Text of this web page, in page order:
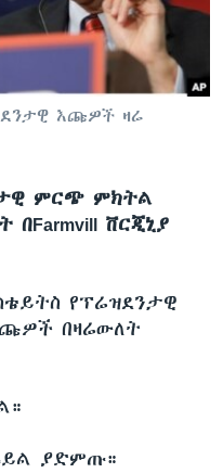
እጩዎች ዛሬ
ምርጭ ምክትል
ቨርጂኒያ
የፕሬዝደንታዊ
በዛሬውለት
ያድምጡ።